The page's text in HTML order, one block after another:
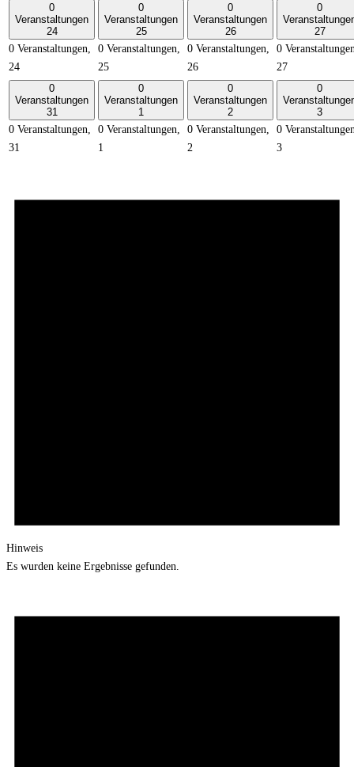
0
Veranstaltungen
24
0 Veranstaltungen,
24
0
Veranstaltungen
25
0 Veranstaltungen,
25
0
Veranstaltungen
26
0 Veranstaltungen,
26
0
27
0
27
0
Veranstaltungen
31
0 Veranstaltungen,
31
0
Veranstaltungen
1
0 Veranstaltungen,
1
0
Veranstaltungen
2
0 Veranstaltungen,
2
0
3
0
3
Hinweis
Es wurden keine Ergebnisse gefunden.